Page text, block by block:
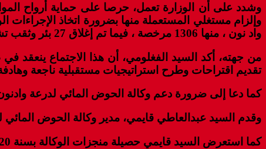
وشدد على أن الوزارة تعمل، حرصا على حماية أرواح
واد نون ، منها 1306 مرخصة ، فيما تم إغلاق 27 بئر وثقب تشكل خطرا على الساكنة.
من جهته، أكد السيد الفغلومي، أن هذا الاجتماع
تقديم اقتراحات وطرح استراتيجيات مستقبلية ناجعة
كما دعا إلى ضرورة دعم وكالة الحوض المائي لدرعة
وقدم السيد عبدالعاطي قايمي، مدير وكالة الحوض المائي
كما استعرض السيد قايمي حصيلة منجزات الوكالة بسنة 2020 ، وبرنامج العمل ومشروع ميزانيتها برسم 2022 .